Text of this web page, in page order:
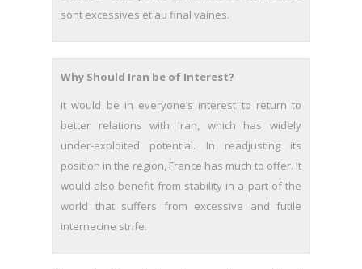
sont excessives et au final vaines.
Why Should Iran be of Interest?
It would be in everyone’s interest to return to
better relations with Iran, which has widely
under-exploited potential. In readjusting its
position in the region, France has much to offer. It
would also benefit from stability in a part of the
world that suffers from excessive and futile
internecine strife.